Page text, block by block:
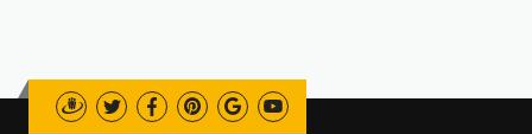
Draugiem
TwitterFacebookPinterest
GoogleYoutube